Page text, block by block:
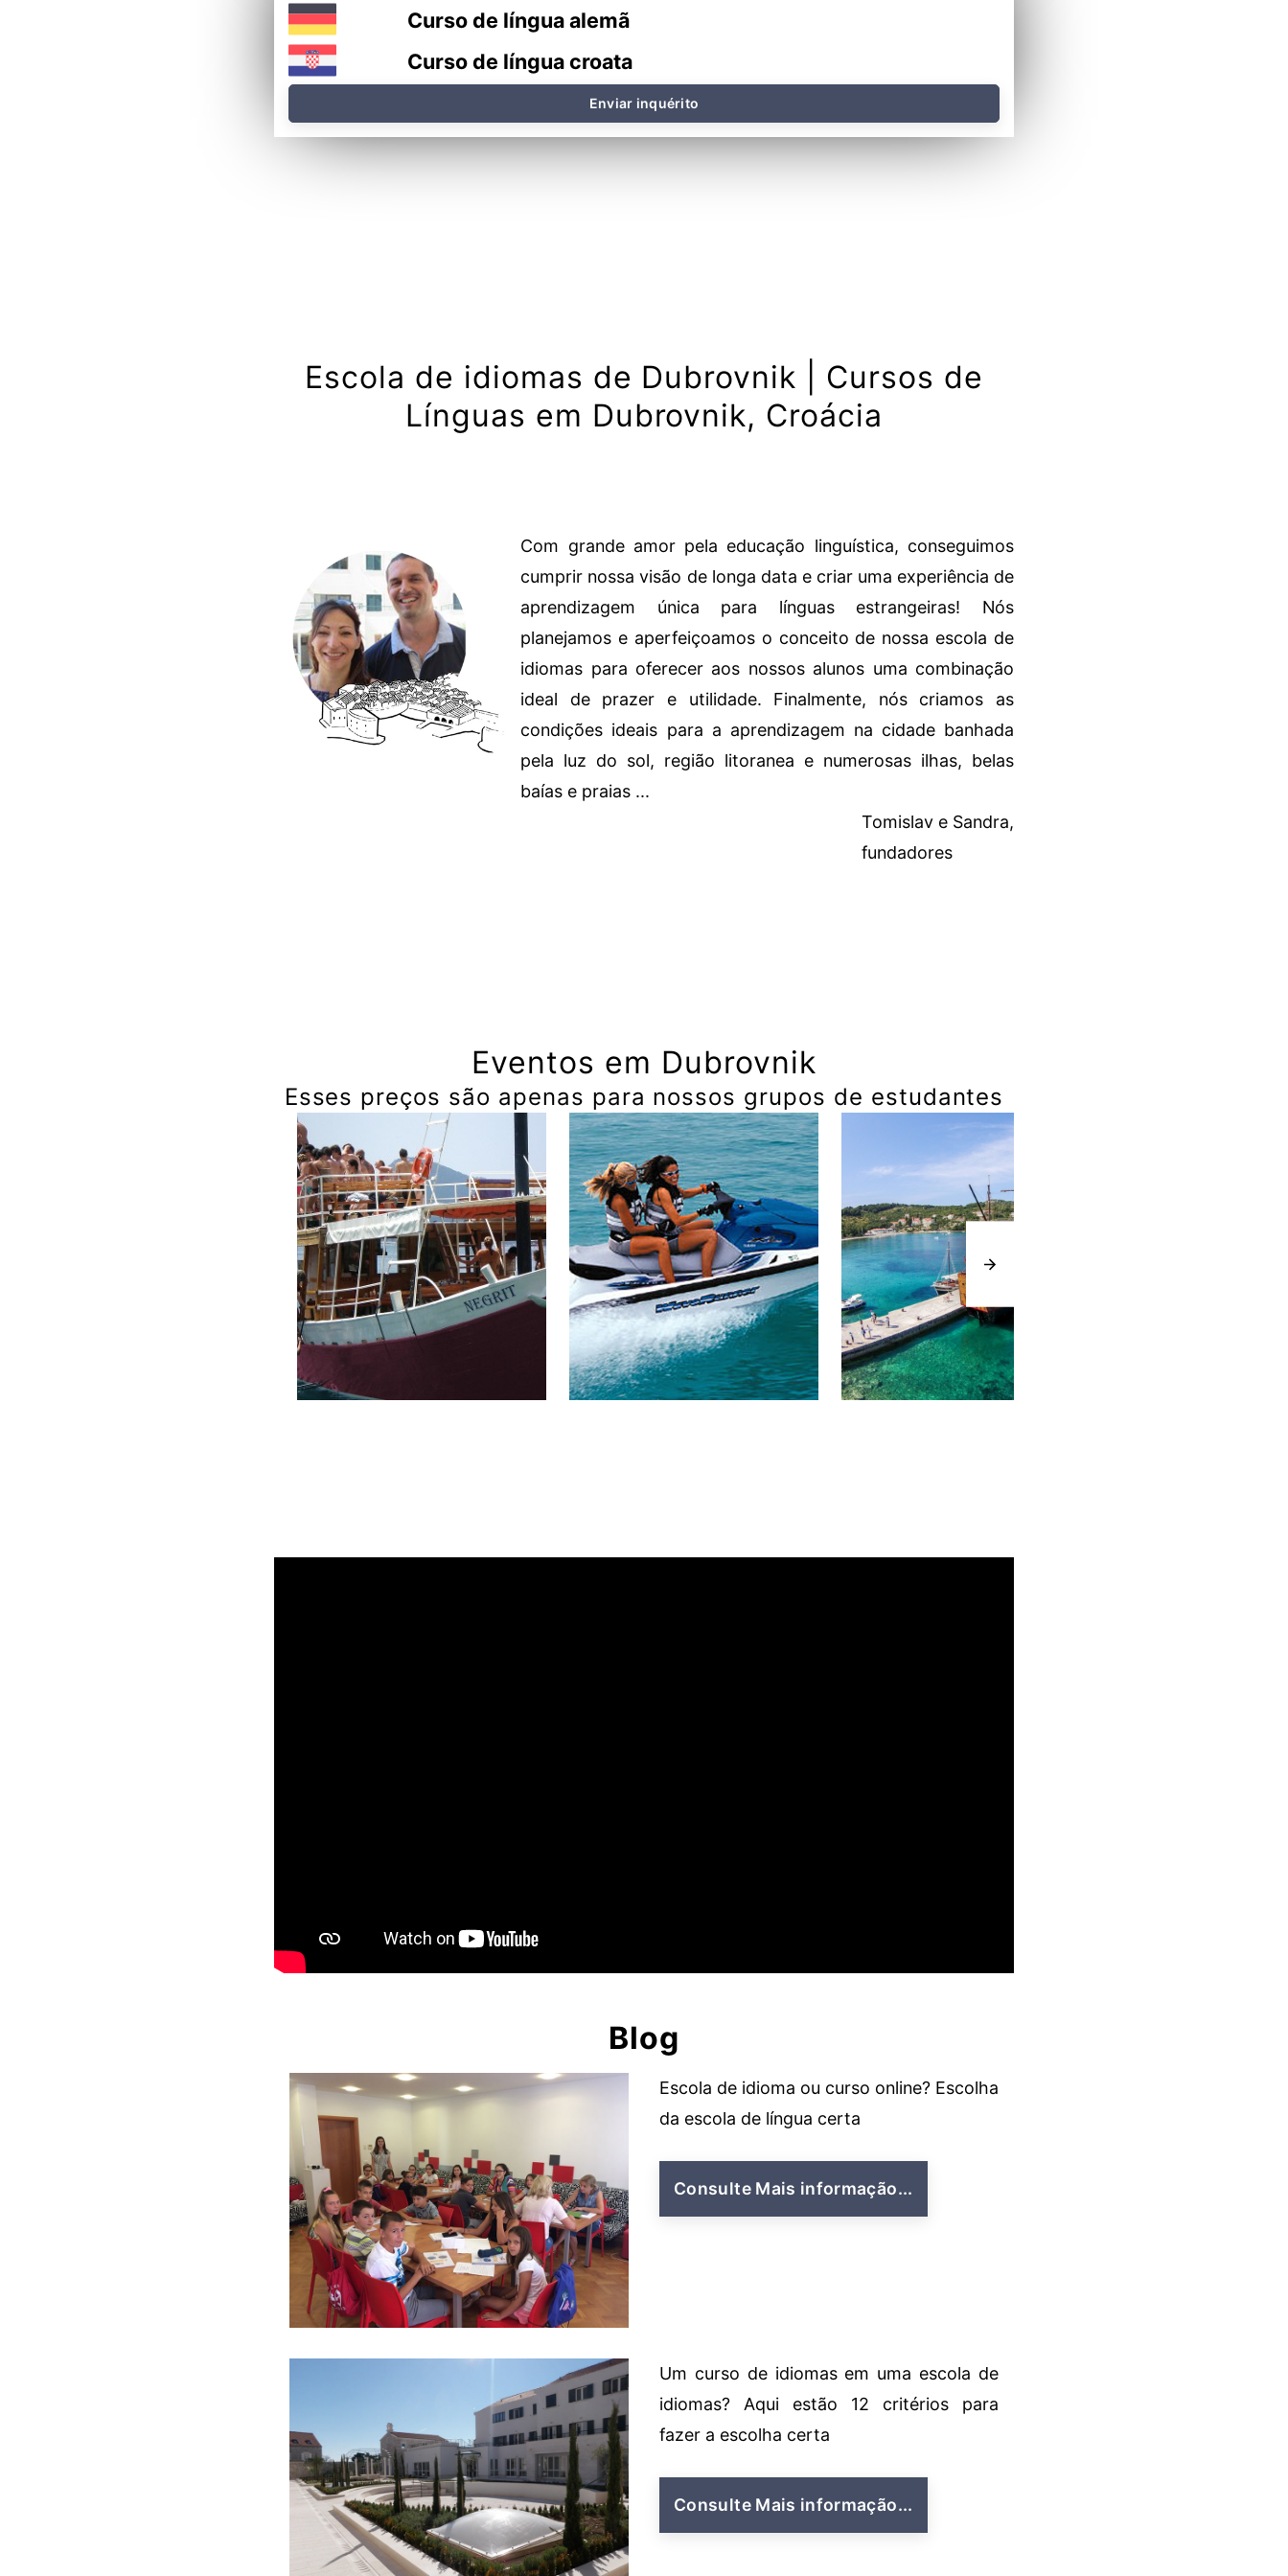
Curso de língua alemã
Curso de língua croata
Enviar inquérito
Escola de idiomas de Dubrovnik | Cursos de
Línguas em Dubrovnik, Croácia
Com grande amor pela educação linguística, conseguimos
cumprir nossa visão de longa data e criar uma experiência de
aprendizagem única para línguas estrangeiras! Nós
planejamos e aperfeiçoamos o conceito de nossa escola de
idiomas para oferecer aos nossos alunos uma combinação
ideal de prazer e utilidade. Finalmente, nós criamos as
condições ideais para a aprendizagem na cidade banhada
pela luz do sol, região litoranea e numerosas ilhas, belas
baías e praias ...
Tomislav e Sandra,
fundadores
Eventos em Dubrovnik
Esses preços são apenas para nossos grupos de estudantes
Blog
Escola de idioma ou curso online? Escolha
da escola de língua certa
Consulte Mais informação...
Um curso de idiomas em uma escola de
idiomas? Aqui estão 12 critérios para
fazer a escolha certa
Consulte Mais informação...